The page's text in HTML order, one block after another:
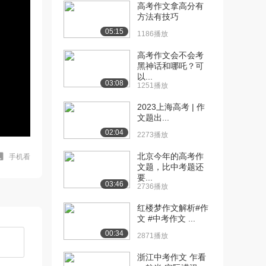
手机看
05:15
高考作文拿高分有
方法有技巧
1186播放
03:08
高考作文会不会考
黑神话和哪吒？可
以...
1251播放
02:04
2023上海高考 | 作
文题出...
2273播放
03:46
北京今年的高考作
文题，比中考题还
要...
2736播放
00:34
红楼梦作文解析#作
文 #中考作文 ...
2871播放
浙江中考作文 乍看